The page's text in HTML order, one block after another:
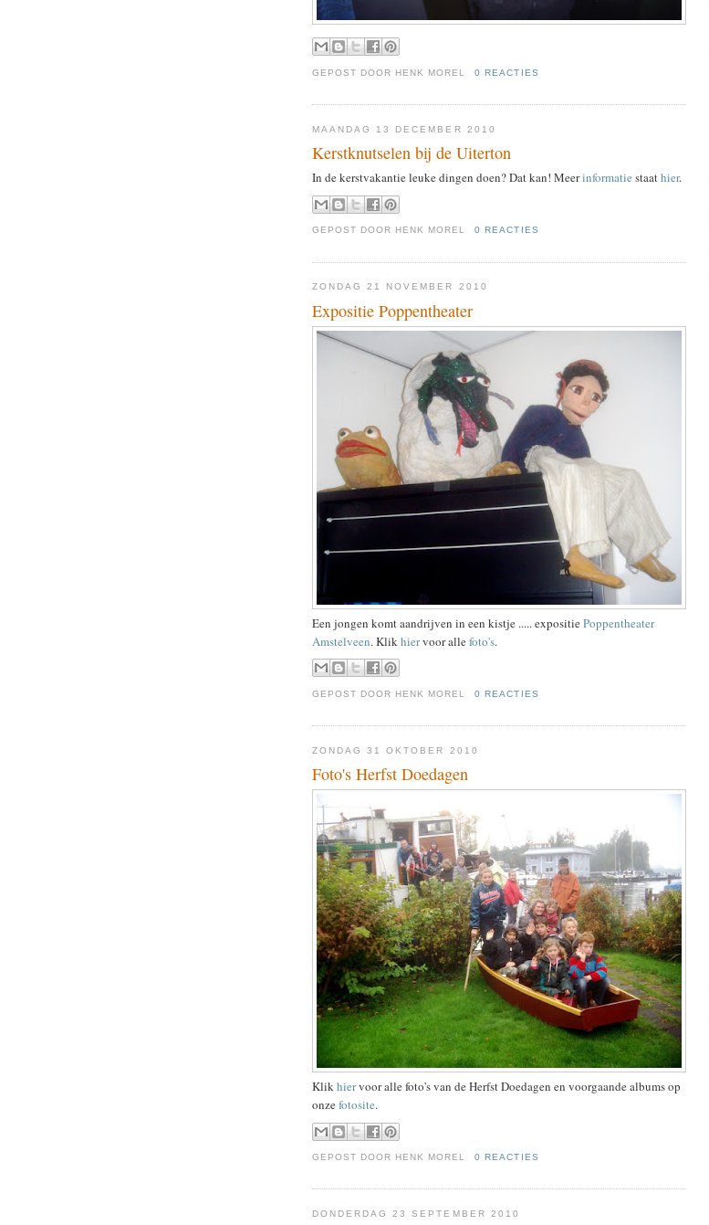
GEPOST DOOR HENK MOREL 0 REACTIES
MAANDAG 13 DECEMBER 2010
Kerstknutselen bij de Uiterton
In de kerstvakantie leuke dingen doen? Dat kan! Meerinformatie staathier.
GEPOST DOOR HENK MOREL 0 REACTIES
ZONDAG 21 NOVEMBER 2010
Expositie Poppentheater
Een jongen komt aandrijven in een kistje ..... expositiePoppentheater
Amstelveen. Klik hiervoor allefoto's.
GEPOST DOOR HENK MOREL 0 REACTIES
ZONDAG 31 OKTOBER 2010
Foto's Herfst Doedagen
Klikhiervoor alle foto's van de Herfst Doedagen en voorgaande albums op
onzefotosite.
GEPOST DOOR HENK MOREL 0 REACTIES
DONDERDAG 23 SEPTEMBER 2010